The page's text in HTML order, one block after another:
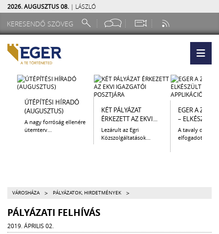
2026. AUGUSZTUS 08. | LÁSZLÓ
ÚTÉPÍTÉSI HÍRADÓ
(AUGUSZTUS)
A nagy forróság ellenére
ütemterv...
KÉT PÁLYÁZAT
ÉRKEZETT AZ EKVI...
Lezárult az Egri
Közszolgáltatások...
EGER A
– ELKÉSZÜLT
A tavaly
elfogadott
VÁROSHÁZA > PÁLYÁZATOK, HIRDETMÉNYEK >
PÁLYÁZATI FELHÍVÁS
2019. ÁPRILIS 02.